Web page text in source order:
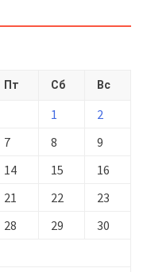
Пт Сб Вс
1
2
7 8
9
14 15
16
21 22
23
28 29
30